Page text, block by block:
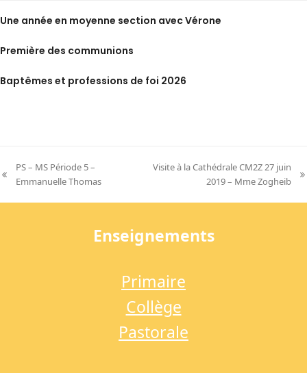
Une année en moyenne section avec Vérone
Première des communions
Baptêmes et professions de foi 2026
previous
PS – MS Période 5 –
Emmanuelle Thomas
Visite à la Cathédrale CM2Z 27 juin
2019 – Mme Zogheib
Enseignements
Primaire
Collège
Pastorale